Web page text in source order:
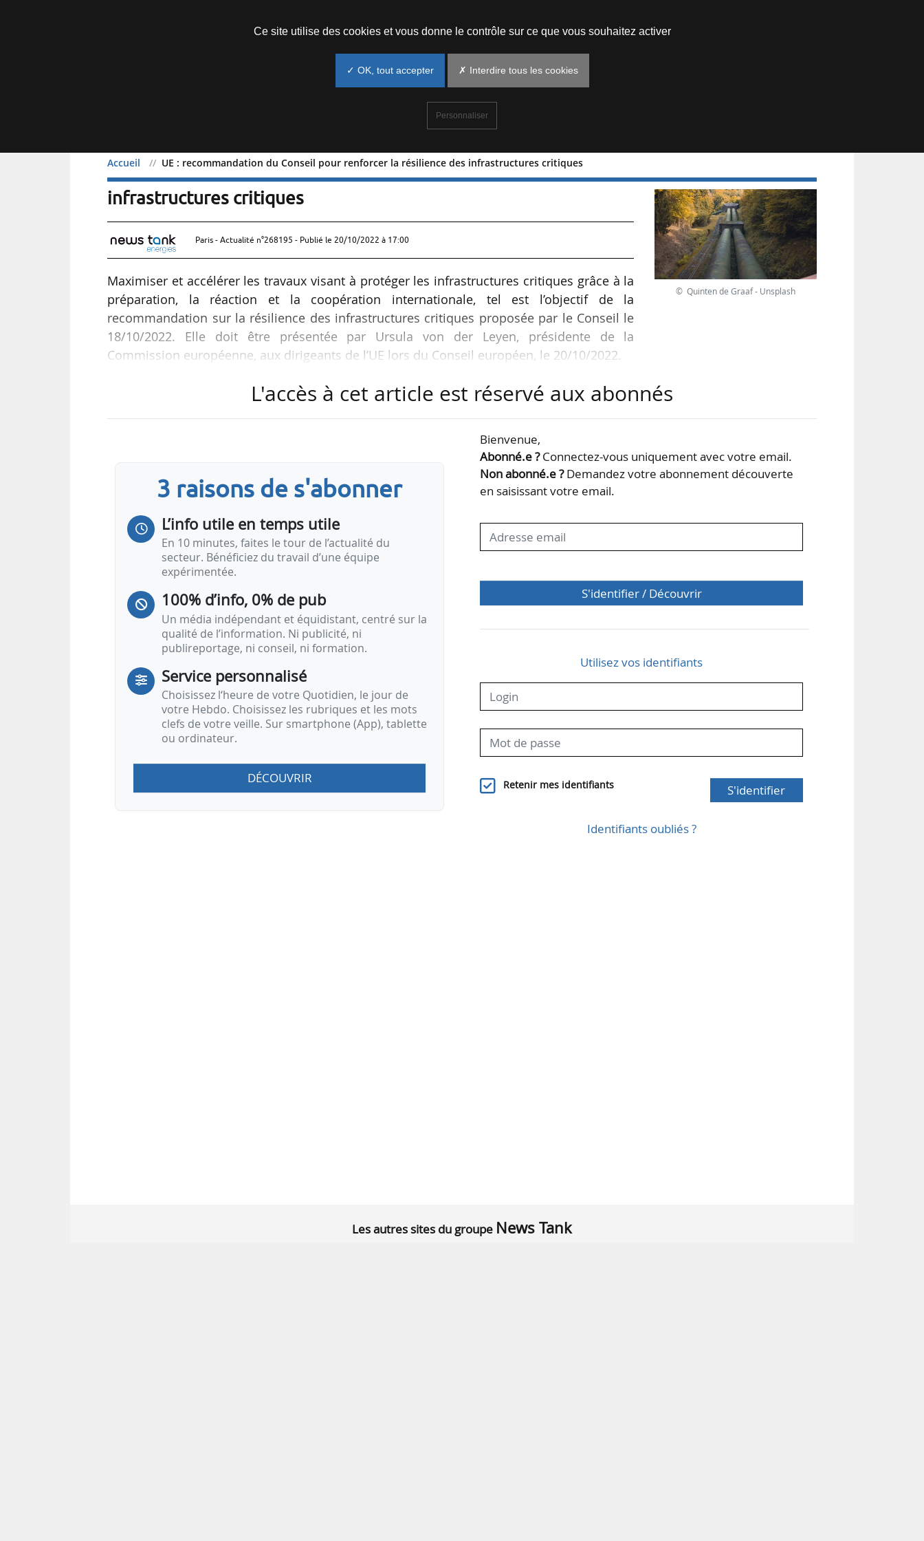
Accueil UE : recommandation du Conseil pour renforcer la résilience des infrastructures critiques
UE : recommandation du Conseil pour renforcer la résilience des
infrastructures critiques
Paris - Actualité n°268195 - Publié le 20/10/2022 à 17:00
Maximiser et accélérer les travaux visant à protéger les infrastructures critiques grâce à la
préparation, la réaction et la coopération internationale, tel est l’objectif de la
recommandation sur la résilience des infrastructures critiques proposée par le Conseil le
18/10/2022. Elle doit être présentée par Ursula von der Leyen, présidente de la
Commission européenne, aux dirigeants de l’UE lors du Conseil européen, le 20/10/2022.
« Qu’il s’agisse de gazoducs, de voies de transport ou de câbles sous-marins, une
un système solide de protection des infrastructures en ligne et hors ligne. Le sabotage du
© Quinten de Graaf - Unsplash
L'accès à cet article est réservé aux abonnés
3 raisons de s'abonner
L’info utile en temps utile
En 10 minutes, faites le tour de l’actualité du
secteur. Bénéficiez du travail d’une équipe
expérimentée.
100% d’info, 0% de pub
Un média indépendant et équidistant, centré sur la
qualité de l’information. Ni publicité, ni
publireportage, ni conseil, ni formation.
Service personnalisé
Choisissez l‘heure de votre Quotidien, le jour de
votre Hebdo. Choisissez les rubriques et les mots
clefs de votre veille. Sur smartphone (App), tablette
ou ordinateur.
DÉCOUVRIR
Bienvenue,
Abonné.e ?Connectez-vous uniquement avec votre email.
Non abonné.e ?Demandez votre abonnement découverte
en saisissant votre email.
S'identifier / Découvrir
Utilisez vos identifiants
Retenir mes identifiants S'identifier
Identifiants oubliés ?
Les autres sites du groupe News Tank
Ce site utilise des cookies et vous donne le contrôle sur ce que vous souhaitez activer
✓ OK, tout accepter ✗ Interdire tous les cookies
Personnaliser